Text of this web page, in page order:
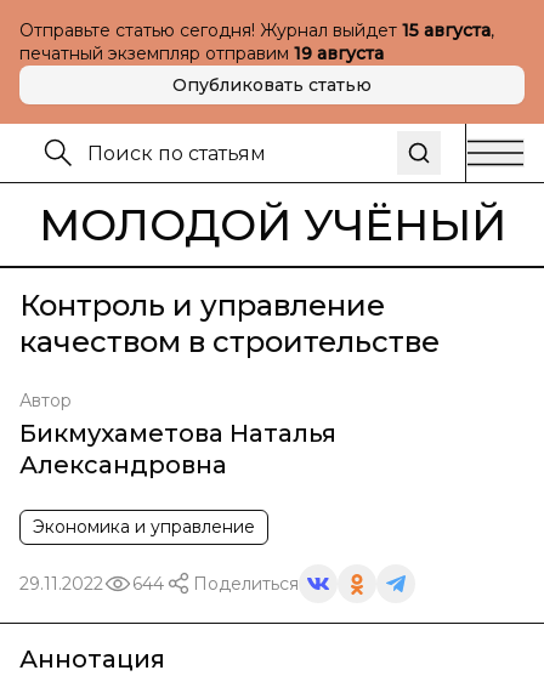
Отправьте статью сегодня! Журнал выйдет 15 августа,
печатный экземпляр отправим 19 августа
Опубликовать статью
МОЛОДОЙ УЧЁНЫЙ
Контроль и управление
качеством в строительстве
Автор
Бикмухаметова Наталья
Александровна
Экономика и управление
29.11.2022 644 Поделиться
Аннотация